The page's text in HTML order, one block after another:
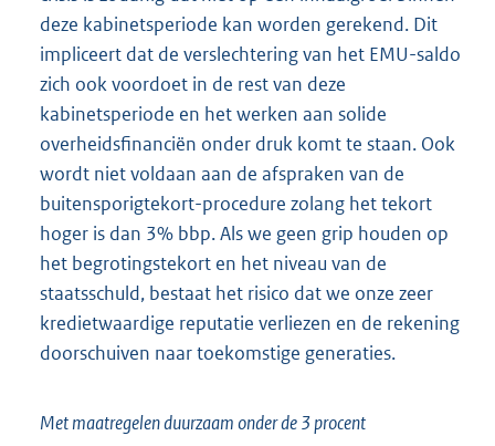
deze kabinetsperiode kan worden gerekend. Dit
impliceert dat de verslechtering van het EMU-saldo
zich ook voordoet in de rest van deze
kabinetsperiode en het werken aan solide
overheidsfinanciën onder druk komt te staan. Ook
wordt niet voldaan aan de afspraken van de
buitensporigtekort-procedure zolang het tekort
hoger is dan 3% bbp. Als we geen grip houden op
het begrotingstekort en het niveau van de
staatsschuld, bestaat het risico dat we onze zeer
kredietwaardige reputatie verliezen en de rekening
doorschuiven naar toekomstige generaties.
Met maatregelen duurzaam onder de 3 procent